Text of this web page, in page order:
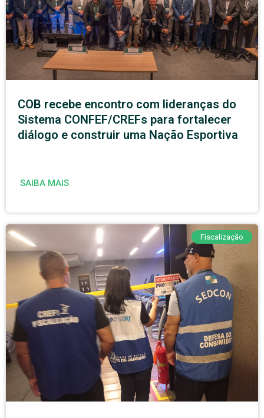
COB recebe encontro com lideranças do
Sistema CONFEF/CREFs para fortalecer
diálogo e construir uma Nação Esportiva
SAIBA MAIS
Fiscalização